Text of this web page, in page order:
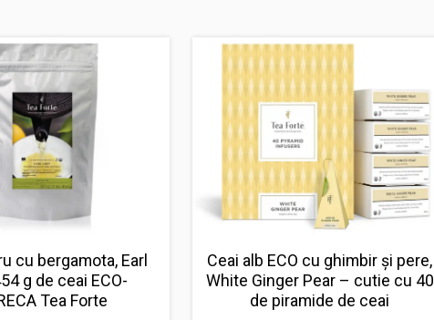
cu bergamota, Earl
g de ceai ECO-
Tea Forte
Ceai alb ECO cu ghimbir și pere,
White Ginger Pear – cutie cu 40
de piramide de ceai